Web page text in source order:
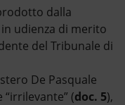
dalla
udienza di merito
del Tribunale di
De Pasquale
(doc. 5),